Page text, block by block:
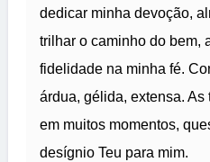
dedicar minha devoção,
trilhar o caminho do bem,
fidelidade na minha fé.
árdua, gélida, extensa. As
em muitos momentos,
desígnio Teu para mim.